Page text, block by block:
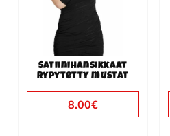
Satiinihansikkaat
rypytetty mustat
8.00€